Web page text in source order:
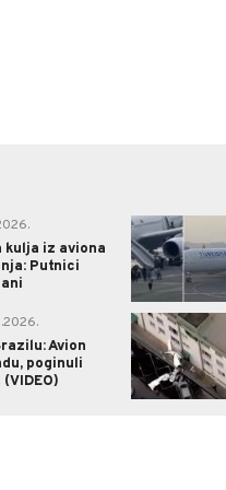
kulja iz aviona
Putnici
Avion
poginuli